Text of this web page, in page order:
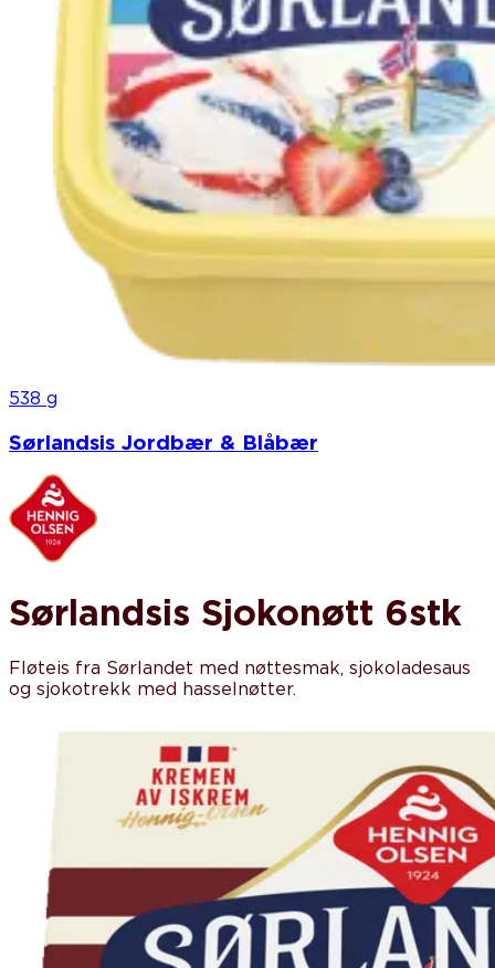
538 g
Sørlandsis Jordbær & Blåbær
Sørlandsis Sjokonøtt 6stk
Fløteis fra Sørlandet med nøttesmak, sjokoladesaus
og sjokotrekk med hasselnøtter.